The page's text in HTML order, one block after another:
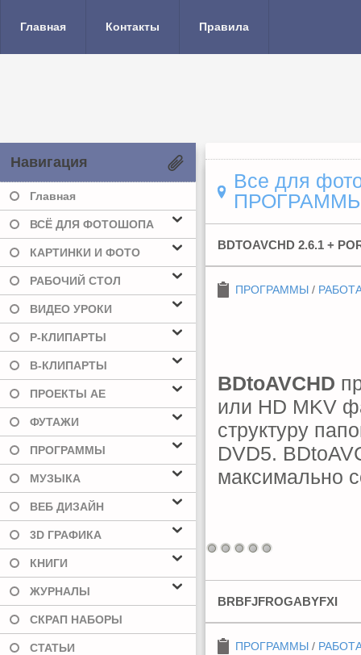
Главная Контакты Правила
Навигация
Главная
ВСЁ ДЛЯ ФОТОШОПА
КАРТИНКИ И ФОТО
РАБОЧИЙ СТОЛ
ВИДЕО УРОКИ
Р-КЛИПАРТЫ
В-КЛИПАРТЫ
ПРОЕКТЫ AE
ФУТАЖИ
ПРОГРАММЫ
МУЗЫКА
ВЕБ ДИЗАЙН
3D ГРАФИКА
КНИГИ
ЖУРНАЛЫ
СКРАП НАБОРЫ
СТАТЬИ
Все для
BDTOAVCHD 2.6.1 +
ПРОГРАММЫ /
BDtoAVCHD
или HD MKV
структуру
DVD5.
максимально
BRBFJFROGABYFXI
ПРОГРАММЫ /